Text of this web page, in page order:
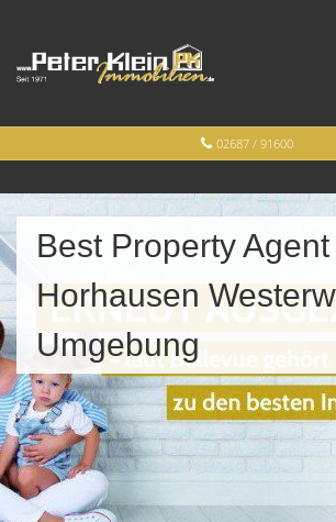
02687 / 91600
Best Property Agent
Horhausen
Umgebung